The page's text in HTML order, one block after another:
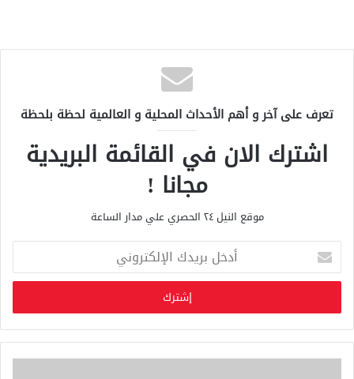
تعرف على آخر و أهم الأحداث المحلية و العالمية لحظة بلحظة
اشترك الان في القائمة البريدية
مجانا !
موقع النيل ٢٤ الحصري علي مدار الساعة
خ
ب
ر
ي
د